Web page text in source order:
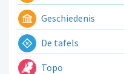
Geschiedenis
De tafels
Topo